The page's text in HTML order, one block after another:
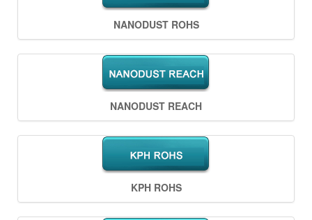
NANODUST ROHS
NANODUST REACH
KPH ROHS